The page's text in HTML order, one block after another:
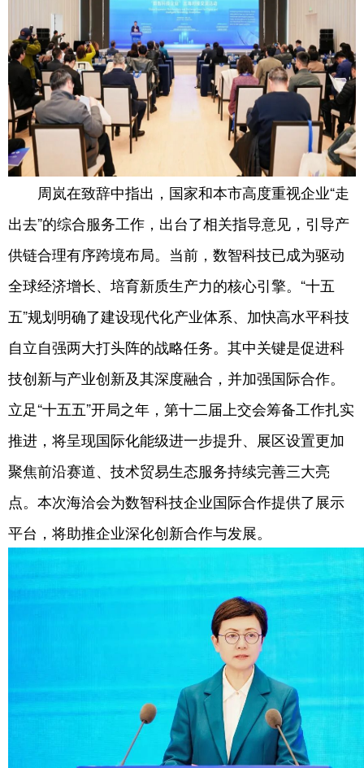
周岚在致辞中指出，国家和本市高度重视企业“走
出去”的综合服务工作，出台了相关指导意见，引导产
供链合理有序跨境布局。当前，数智科技已成为驱动
全球经济增长、培育新质生产力的核心引擎。“十五
五”规划明确了建设现代化产业体系、加快高水平科技
自立自强两大打头阵的战略任务。其中关键是促进科
技创新与产业创新及其深度融合，并加强国际合作。
立足“十五五”开局之年，第十二届上交会筹备工作扎实
推进，将呈现国际化能级进一步提升、展区设置更加
聚焦前沿赛道、技术贸易生态服务持续完善三大亮
点。本次海洽会为数智科技企业国际合作提供了展示
平台，将助推企业深化创新合作与发展。